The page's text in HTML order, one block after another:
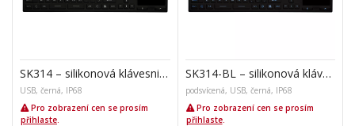
SK314 – silikonová klávesnice s touchpadem, US
USB, černá, IP68
Pro zobrazení cen se prosím
přihlaste.
SK314-BL – silikonová klávesnice s touchpadem CZ
podsvícená, USB, černá, IP68
Pro zobrazení cen se prosím
přihlaste.